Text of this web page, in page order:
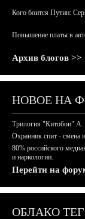
Кого боится Путин:
Повышение платы в
Архив блогов >>
НОВОЕ НА
Трилогия "Китобои" А.
Охранник спит - смена
80% российского
и наркологии.
Перейти на
ОБЛАКО